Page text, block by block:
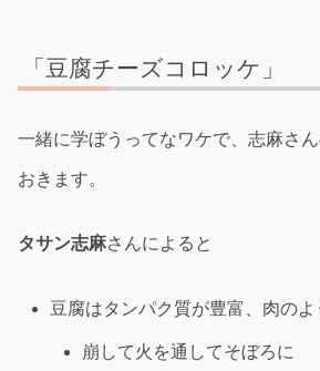
「豆腐チーズコロッケ」
一緒に学ぼうってなワケで、志麻さ
おきます。
タサン志麻さんによると
豆腐はタンパク質が豊富、肉の
崩して火を通してそぼろに